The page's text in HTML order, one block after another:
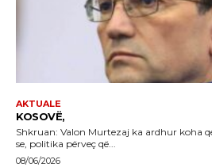
AKTUALE
KOSOVË,
Shkruan: Valon Murtezaj ka ardhur koha që të kujtojmë, dhe kuptojmë
se, politika përveç që...
08/06/2026